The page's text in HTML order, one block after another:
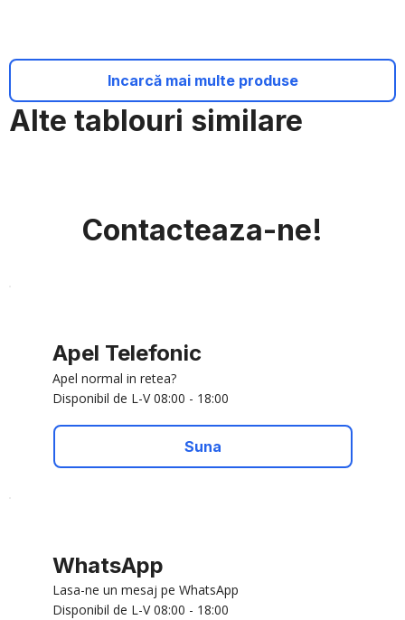
Alte tablouri similare
Incarcă mai multe produse
Contacteaza-ne!
Apel Telefonic
Apel normal in retea?
Disponibil de L-V 08:00 - 18:00
Suna
WhatsApp
Lasa-ne un mesaj pe WhatsApp
Disponibil de L-V 08:00 - 18:00